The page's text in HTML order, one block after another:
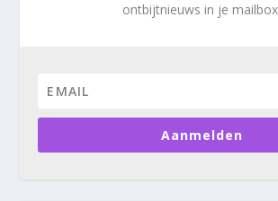
ontbijtnieuws in je
Aanmelden